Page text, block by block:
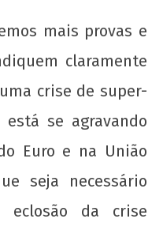
INTERVÉM NO
DA
mais provas e
claramente
crise de super-
se agravando
Euro e na União
seja necessário
da crise